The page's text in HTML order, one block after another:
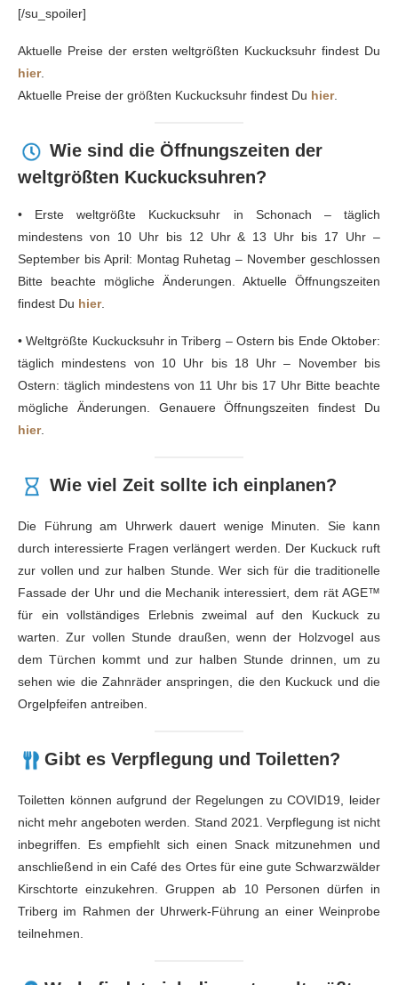
[/su_spoiler]
Aktuelle Preise der ersten weltgrößten Kuckucksuhr findest Du
hier.
Aktuelle Preise der größten Kuckucksuhr findest Du hier.
Wie sind die Öffnungszeiten der
weltgrößten Kuckucksuhren?
• Erste weltgrößte Kuckucksuhr in Schonach – täglich
mindestens von 10 Uhr bis 12 Uhr & 13 Uhr bis 17 Uhr –
September bis April: Montag Ruhetag – November geschlossen
Bitte beachte mögliche Änderungen. Aktuelle Öffnungszeiten
findest Du hier.
• Weltgrößte Kuckucksuhr in Triberg – Ostern bis Ende Oktober:
täglich mindestens von 10 Uhr bis 18 Uhr – November bis
Ostern: täglich mindestens von 11 Uhr bis 17 Uhr Bitte beachte
mögliche Änderungen. Genauere Öffnungszeiten findest Du
hier.
Wie viel Zeit sollte ich einplanen?
Die Führung am Uhrwerk dauert wenige Minuten. Sie kann
durch interessierte Fragen verlängert werden. Der Kuckuck ruft
zur vollen und zur halben Stunde. Wer sich für die traditionelle
Fassade der Uhr und die Mechanik interessiert, dem rät AGE™
für ein vollständiges Erlebnis zweimal auf den Kuckuck zu
warten. Zur vollen Stunde draußen, wenn der Holzvogel aus
dem Türchen kommt und zur halben Stunde drinnen, um zu
sehen wie die Zahnräder anspringen, die den Kuckuck und die
Orgelpfeifen antreiben.
Gibt es Verpflegung und Toiletten?
Toiletten können aufgrund der Regelungen zu COVID19, leider
nicht mehr angeboten werden. Stand 2021. Verpflegung ist nicht
inbegriffen. Es empfiehlt sich einen Snack mitzunehmen und
anschließend in ein Café des Ortes für eine gute Schwarzwälder
Kirschtorte einzukehren. Gruppen ab 10 Personen dürfen in
Triberg im Rahmen der Uhrwerk-Führung an einer Weinprobe
teilnehmen.